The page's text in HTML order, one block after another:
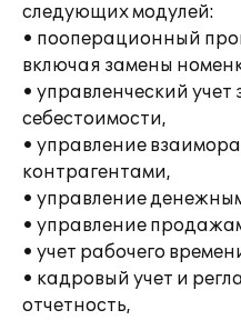
следующих модулей:
• пооперационный
включая замены
• управленческий учет
себестоимости,
• управление
контрагентами,
• управление
• управление
• учет рабочего
• кадровый учет и
отчетность,